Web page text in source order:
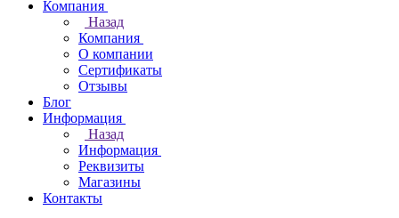
Компания
Назад
Компания
О компании
Сертификаты
Отзывы
Блог
Информация
Назад
Информация
Реквизиты
Магазины
Контакты